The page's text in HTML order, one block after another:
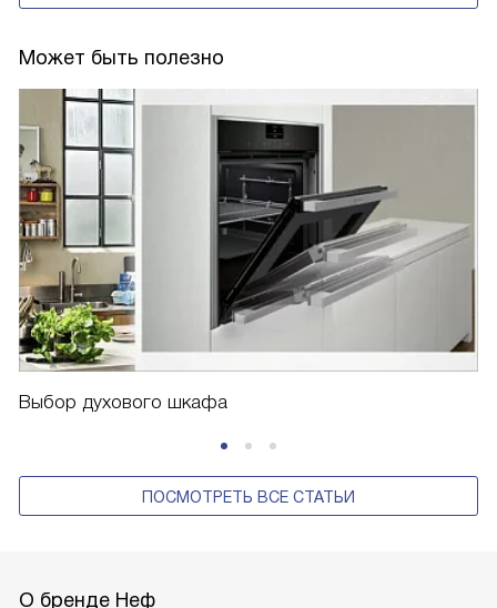
Может быть полезно
Выбор духового шкафа
ПОСМОТРЕТЬ ВСЕ СТАТЬИ
О бренде Неф